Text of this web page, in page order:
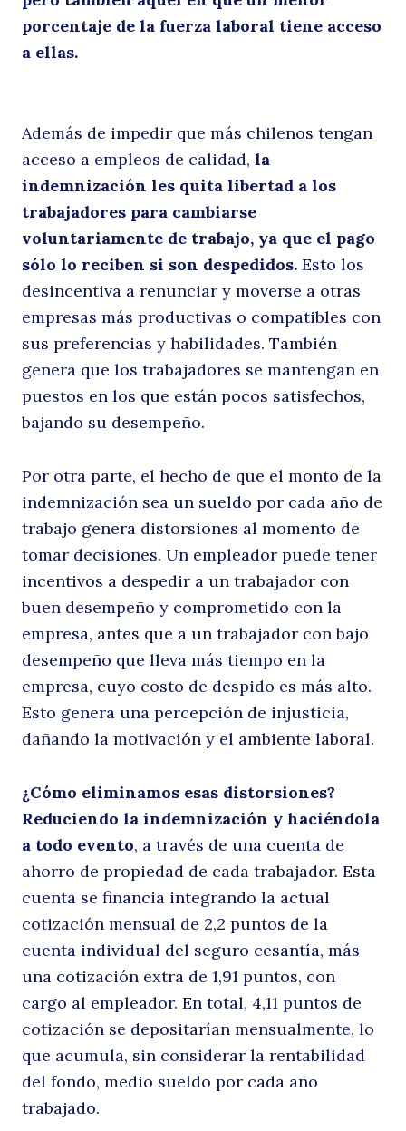
a
Buscar
porcentaje de la fuerza laboral tiene acceso
a ellas.
Además de impedir que más chilenos tengan
acceso a empleos de calidad, la
indemnización les quita libertad a los
trabajadores para cambiarse
voluntariamente de trabajo, ya que el pago
sólo lo reciben si son despedidos. Esto los
desincentiva a renunciar y moverse a otras
empresas más productivas o compatibles con
sus preferencias y habilidades. También
genera que los trabajadores se mantengan en
puestos en los que están pocos satisfechos,
bajando su desempeño.
Por otra parte, el hecho de que el monto de la
indemnización sea un sueldo por cada año de
trabajo genera distorsiones al momento de
tomar decisiones. Un empleador puede tener
incentivos a despedir a un trabajador con
buen desempeño y comprometido con la
empresa, antes que a un trabajador con bajo
desempeño que lleva más tiempo en la
empresa, cuyo costo de despido es más alto.
Esto genera una percepción de injusticia,
dañando la motivación y el ambiente laboral.
¿Cómo eliminamos esas distorsiones?
Reduciendo la indemnización y haciéndola
a todo evento, a través de una cuenta de
ahorro de propiedad de cada trabajador. Esta
cuenta se financia integrando la actual
cotización mensual de 2,2 puntos de la
cuenta individual del seguro cesantía, más
una cotización extra de 1,91 puntos, con
cargo al empleador. En total, 4,11 puntos de
cotización se depositarían mensualmente, lo
que acumula, sin considerar la rentabilidad
del fondo, medio sueldo por cada año
trabajado.